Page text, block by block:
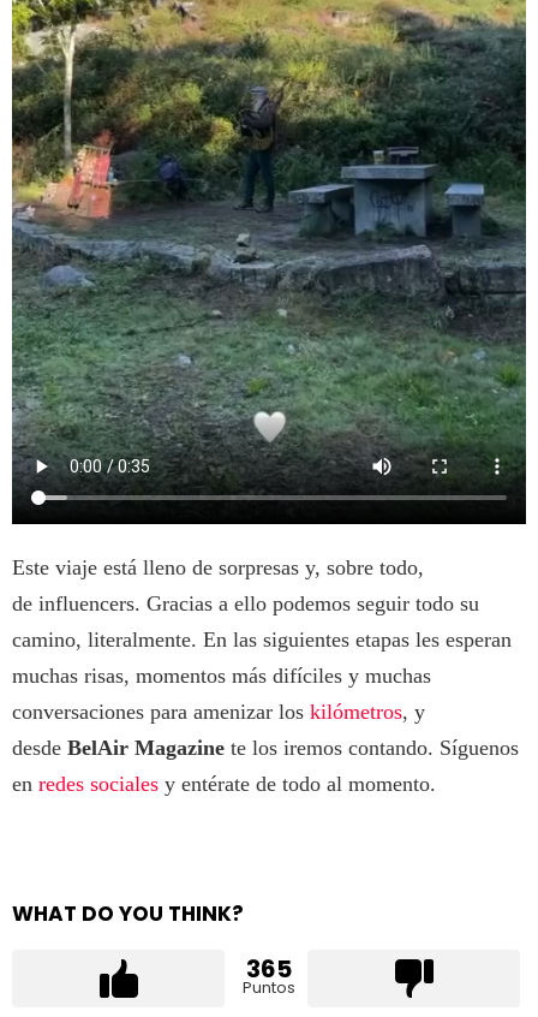
Este viaje está lleno de sorpresas y, sobre todo,
de influencers. Gracias a ello podemos seguir todo su
camino, literalmente. En las siguientes etapas les esperan
muchas risas, momentos más difíciles y muchas
conversaciones para amenizar los kilómetros, y
desde BelAir Magazine te los iremos contando. Síguenos
en redes sociales y entérate de todo al momento.
WHAT DO YOU THINK?
365
Puntos